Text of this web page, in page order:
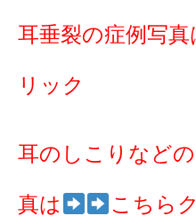
耳垂裂の症例写真
リック
耳のしこりなど
真は こちら